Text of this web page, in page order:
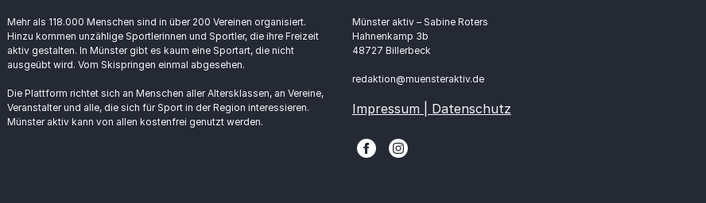
Mehr als 118.000 Menschen sind in über 200 Vereinen organisiert.
Hinzu kommen unzählige Sportlerinnen und Sportler, die ihre Freizeit
aktiv gestalten. In Münster gibt es kaum eine Sportart, die nicht
ausgeübt wird. Vom Skispringen einmal abgesehen.
Die Plattform richtet sich an Menschen aller Altersklassen, an Vereine,
Veranstalter und alle, die sich für Sport in der Region interessieren.
Münster aktiv kann von allen kostenfrei genutzt werden.
Münster aktiv – Sabine Roters
Hahnenkamp 3b
48727 Billerbeck
redaktion@muensteraktiv.de
Impressum | Datenschutz